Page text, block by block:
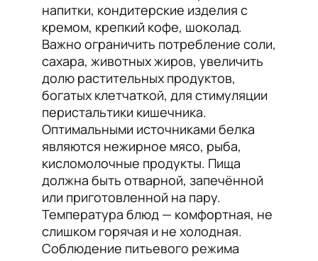
напитки, кондитерские изделия с
кремом, крепкий кофе, шоколад.
Важно ограничить потребление соли,
сахара, животных жиров, увеличить
долю растительных продуктов,
богатых клетчаткой, для стимуляции
перистальтики кишечника.
Оптимальными источниками белка
являются нежирное мясо, рыба,
кисломолочные продукты. Пища
должна быть отварной, запечённой
или приготовленной на пару.
Температура блюд — комфортная, не
слишком горячая и не холодная.
Соблюдение питьевого режима